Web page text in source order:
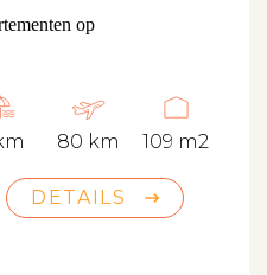
op
80 km 109 m2
DETAILS